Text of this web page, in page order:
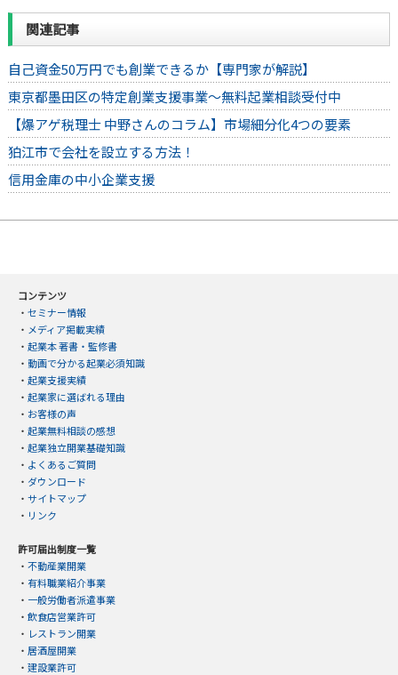
関連記事
自己資金50万円でも創業できるか【専門家が解説】
東京都墨田区の特定創業支援事業～無料起業相談受付中
【爆アゲ税理士 中野さんのコラム】市場細分化4つの要素
狛江市で会社を設立する方法！
信用金庫の中小企業支援
コンテンツ
・ セミナー情報
・ メディア掲載実績
・ 起業本 著書・監修書
・ 動画で分かる起業必須知識
・ 起業支援実績
・ 起業家に選ばれる理由
・ お客様の声
・ 起業無料相談の感想
・ 起業独立開業基礎知識
・ よくあるご質問
・ ダウンロード
・ サイトマップ
・ リンク
許可届出制度一覧
・ 不動産業開業
・ 有料職業紹介事業
・ 一般労働者派遣事業
・ 飲食店営業許可
・ レストラン開業
・ 居酒屋開業
・ 建設業許可